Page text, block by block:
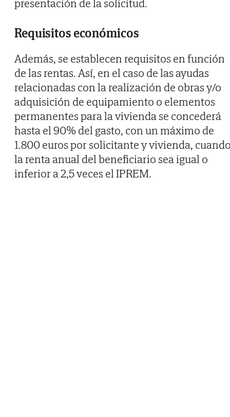
presentación de la solicitud.
Requisitos económicos
Además, se establecen requisitos en función
de las rentas. Así, en el caso de las ayudas
relacionadas con la realización de obras y/o
adquisición de equipamiento o elementos
permanentes para la vivienda se concederá
hasta el 90% del gasto, con un máximo de
1.800 euros por solicitante y vivienda,
la renta anual del beneficiario sea igual o
inferior a 2,5 veces el IPREM.